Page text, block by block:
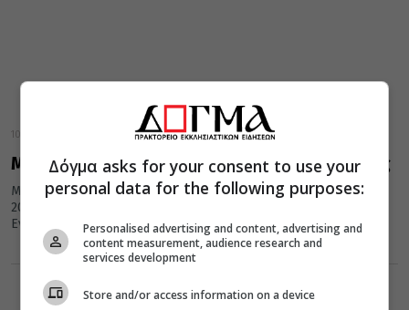
10 Ιουνίου 2019
Μητρόπολη Νέας Ιωνίας: 25η Εορτή Νεότητος
Με ιδιαίτερη επιτυχία πραγματοποιήθηκε την Κυριακή 9 Ιουνίου
2019 η 25η Εορτή Νεότητος των κατηχητικών συντροφιών των
Ενοριών της...
Δόγμα asks for your consent to use your
personal data for the following purposes:
Personalised advertising and content, advertising and
content measurement, audience research and
services development
Store and/or access information on a device